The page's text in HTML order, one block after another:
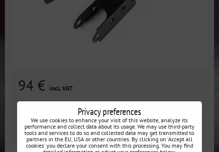
94 € incl. VAT
En stock
pcs AJOUTER AU PANIER
Privacy preferences
We use cookies to enhance your visit of this website, analyze its
performance and collect data about its usage. We may use third-party
tools and services to do so and collected data may get transmitted to
partners in the EU, USA or other countries. By clicking on 'Accept all
cookies' you declare your consent with this processing. You may find